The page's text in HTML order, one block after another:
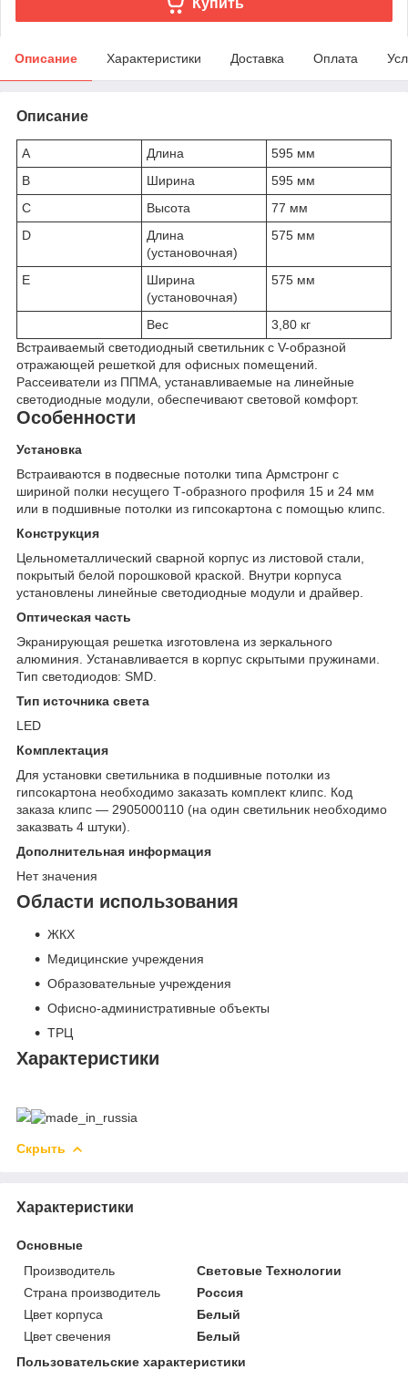
Описание Характеристики Доставка Оплата
Описание
A Длина
595 мм
B
Ширина
595 мм
C
Высота
77 мм
D
Длина
(установочная)
575 мм
E
Ширина
(установочная)
575 мм
Вес
3,80 кг
Встраиваемый светодиодный светильник с V-образной
отражающей решеткой для офисных помещений.
Рассеиватели из ППМА, устанавливаемые на линейные
светодиодные модули, обеспечивают световой комфорт.
Особенности
Установка
Встраиваются в подвесные потолки типа Армстронг с
шириной полки несущего Т-образного профиля 15 и 24 мм
или в подшивные потолки из гипсокартона с помощью клипс.
Конструкция
Цельнометаллический сварной корпус из листовой стали,
покрытый белой порошковой краской. Внутри корпуса
установлены линейные светодиодные модули и драйвер.
Оптическая часть
Экранирующая решетка изготовлена из зеркального
алюминия. Устанавливается в корпус скрытыми пружинами.
Тип светодиодов: SMD.
Тип источника света
LED
Комплектация
Для установки светильника в подшивные потолки из
гипсокартона необходимо заказать комплект клипс. Код
заказа клипс — 2905000110 (на один светильник необходимо
заказвать 4 штуки).
Дополнительная информация
Нет значения
Области использования
ЖКХ
Медицинские учреждения
Образовательные учреждения
Офисно-административные объекты
ТРЦ
Характеристики
Скрыть
Характеристики
Основные
Производитель
Световые Технологии
Страна производитель
Россия
Цвет корпуса
Белый
Цвет свечения
Белый
Пользовательские характеристики